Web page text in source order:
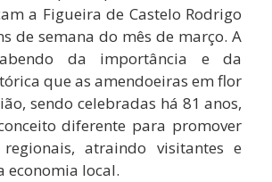
a Figueira de Castelo Rodrigo
de semana do mês de março. A
da importância e da
que as amendoeiras em flor
sendo celebradas há 81 anos,
diferente para promover
atraindo visitantes e
economia local.